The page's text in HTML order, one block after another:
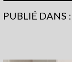
PUBLIÉ DANS :